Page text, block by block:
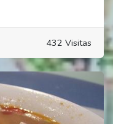
432 Visitas